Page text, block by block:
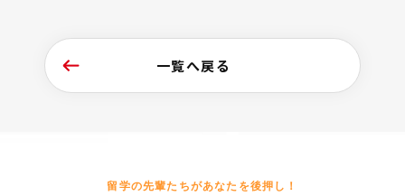
一覧へ戻る
留学の先輩たちがあなたを後押し！